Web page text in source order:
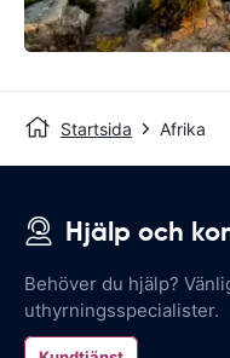
Startsida Afrika
Hjälp och
Behöver du hjälp?
uthyrningsspecialister.